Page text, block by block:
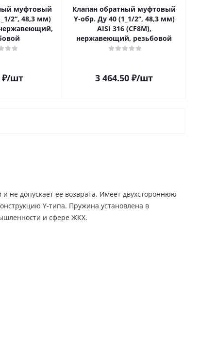
муфтовый
2“, 48,3 мм)
нержавеющий,
/шт
Клапан обратный муфтовый
Y-обр. Ду 40 (1_1/2“, 48,3 мм)
AISI 316 (CF8M),
нержавеющий, резьбовой
3 464.50 ₽/шт
не допускает ее возврата. Имеет двухстороннюю
Y-типа. Пружина установлена в
и сфере ЖКХ.